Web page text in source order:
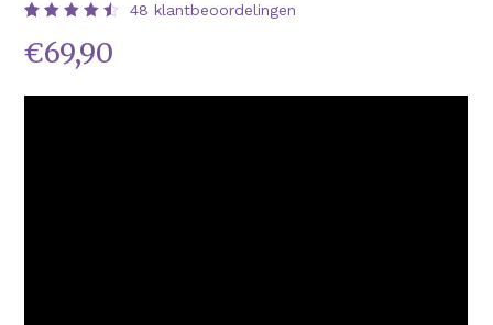
4.58
op 5
48 klantbeoordelingen
€69,90